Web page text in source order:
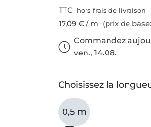
TTC hors frais de livraison
17,09 € / m (prix de base:
Commandez
ven., 14.08.
Choisissez la
0,5 m